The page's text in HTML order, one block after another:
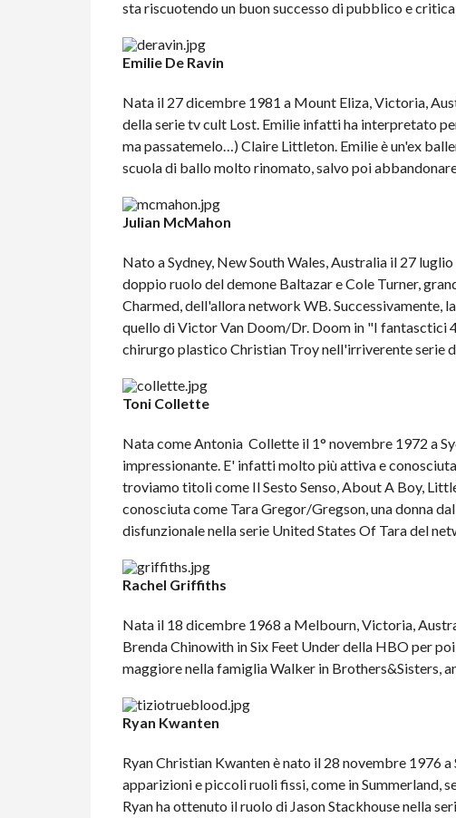
sta riscuotendo un buon successo di pubblico e
Emilie De Ravin
Nata il 27 dicembre 1981 a Mount Eliza, Victoria,
della serie tv cult Lost. Emilie infatti ha interpretato
ma passatemelo…) Claire Littleton. Emilie è un'ex
scuola di ballo molto rinomato, salvo poi
Julian McMahon
Nato a Sydney, New South Wales, Australia il 27
doppio ruolo del demone Baltazar e Cole Turner,
Charmed, dell'allora network WB. Successivamente,
quello di Victor Van Doom/Dr. Doom in "I fantasctici
chirurgo plastico Christian Troy nell'irriverente serie
Toni Collette
Nata come Antonia Collette il 1° novembre 1972 a
impressionante. E' infatti molto più attiva e
troviamo titoli come Il Sesto Senso, About A Boy,
conosciuta come Tara Gregor/Gregson, una donna
disfunzionale nella serie United States Of Tara del
Rachel Griffiths
Nata il 18 dicembre 1968 a Melbourn, Victoria,
Brenda Chinowith in Six Feet Under della HBO per
maggiore nella famiglia Walker in Brothers&Sisters,
Ryan Kwanten
Ryan Christian Kwanten è nato il 28 novembre 1976
apparizioni e piccoli ruoli fissi, come in Summerland,
Ryan ha ottenuto il ruolo di Jason Stackhouse nella